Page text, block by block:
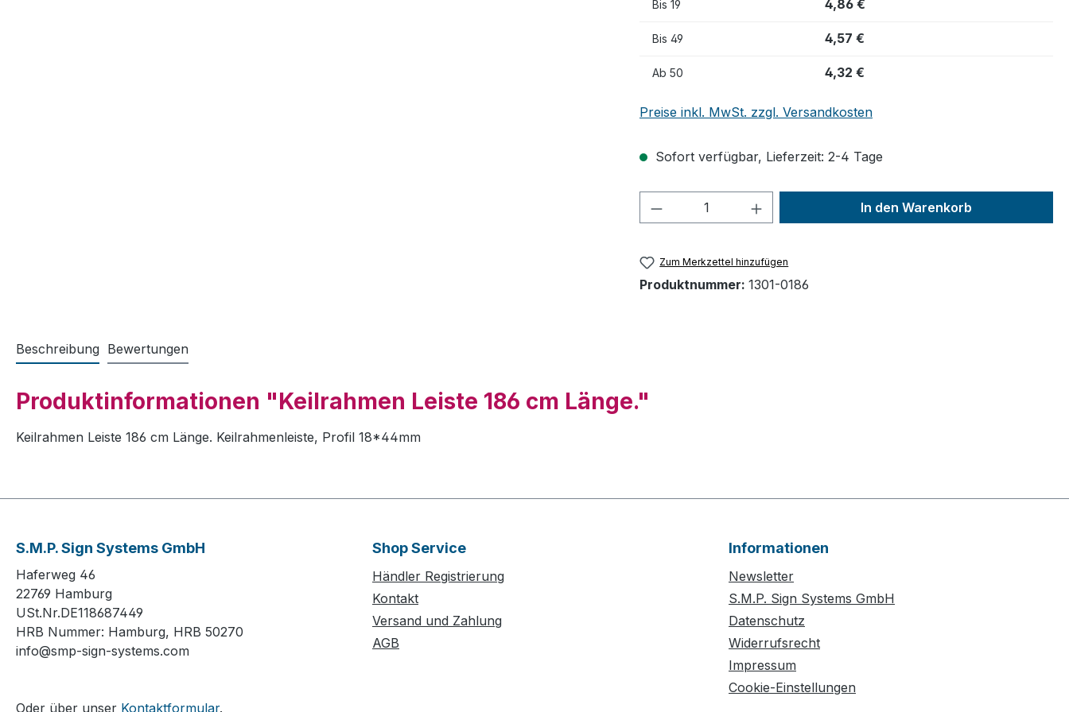
Bis 19 4,86 €
Bis 49 4,57 €
Ab 50 4,32 €
Preise inkl. MwSt. zzgl. Versandkosten
Sofort verfügbar, Lieferzeit: 2-4 Tage
Produkt Anzahl: Gib den gewünschten Wert
In den Warenkorb
Zum Merkzettel hinzufügen
Produktnummer: 1301-0186
Beschreibung Bewertungen
Produktinformationen "Keilrahmen Leiste 186 cm Länge."
Keilrahmen Leiste 186 cm Länge. Keilrahmenleiste, Profil 18*44mm
S.M.P. Sign Systems GmbH
Haferweg 46
22769 Hamburg
USt.Nr.DE118687449
HRB Nummer: Hamburg, HRB 50270
info@smp-sign-systems.com
Oder über unser Kontaktformular.
Shop Service
Händler Registrierung
Kontakt
Versand und Zahlung
AGB
Informationen
Newsletter
S.M.P. Sign Systems GmbH
Datenschutz
Widerrufsrecht
Impressum
Cookie-Einstellungen